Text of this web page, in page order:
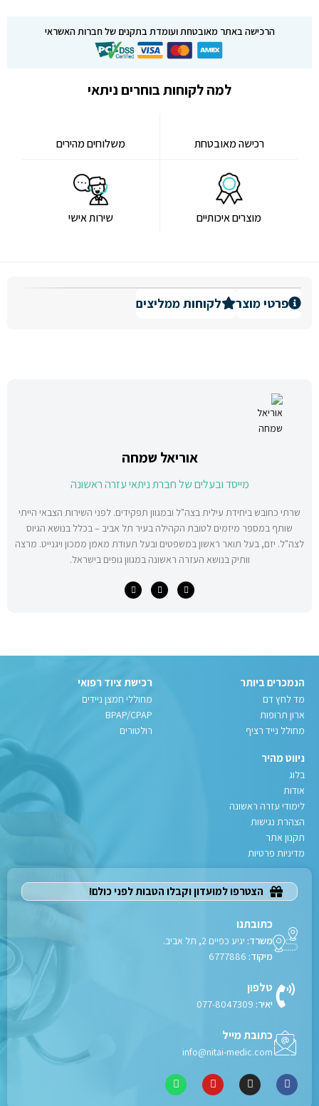
הרכישה באתר מאובטחת ועומדת בתקנים של חברות האשראי
למה לקוחות בוחרים ניתאי
רכישה מאובטחת משלוחים מהירים
מוצרים איכותיים שירות אישי
פרטי מוצר לקוחות ממליצים
אוריאל שמחה
מייסד ובעלים של חברת ניתאי עזרה ראשונה
שרתי כחובש ביחידת עילית בצה"ל ובמגוון תפקידים. לפני השירות הצבאי הייתי
שותף במספר מיזמים לטובת הקהילה בעיר תל אביב – בכלל בנושא הגיוס
לצה"ל. יזם, בעל תואר ראשון במשפטים ובעל תעודת מאמן ממכון ויגנייט. מרצה
וותיק בנושא העזרה ראשונה במגוון גופים בישראל.
הנמכרים ביותר
מד לחץ דם
ארון תרופות
מחולל נייד רציף
רכישת ציוד רפואי
מחוללי חמצן ניידים
BPAP/CPAP
רולטורים
ניווט מהיר
בלוג
אודות
לימודי עזרה ראשונה
הצהרת נגישות
תקנון אתר
מדיניות פרטיות
הצטרפו למועדון וקבלו הטבות לפני כולם!
כתובתנו
משרד: יגיע כפיים 2, תל אביב.
מיקוד:
טלפון
יאיר:
כתובת מייל
info@nitai-medic.com